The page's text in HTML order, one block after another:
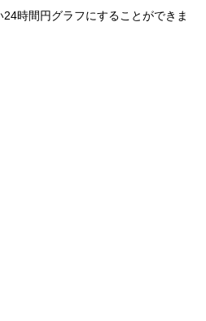
時間円グラフにすることができま